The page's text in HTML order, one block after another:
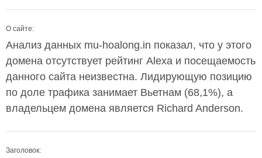
О сайте:
Анализ данных mu-hoalong.in показал, что у этого
домена отсутствует рейтинг Alexa и посещаемость
данного сайта неизвестна. Лидирующую позицию
по доле трафика занимает Вьетнам (68,1%), а
владельцем домена является Richard Anderson.
Заголовок: